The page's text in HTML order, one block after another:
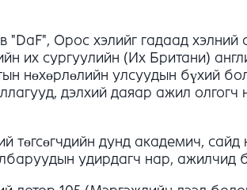
Орос хэлийг гадаад хэлний
их сургуулийн (Их Британи)
нөхөрлөлийн улсуудын бүхий
дэлхий даяар ажил олгогч
төгсөгчдийн дунд академич, сайд
удирдагч нар, ажилчид